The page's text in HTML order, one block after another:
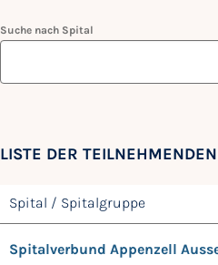
Suche nach Spital
LISTE DER
Spital / Spitalgruppe
Spitalverbund Appenzell